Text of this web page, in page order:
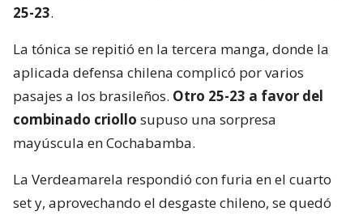
25-23.
La tónica se repitió en la tercera manga, donde la
aplicada defensa chilena complicó por varios
pasajes a los brasileños. Otro 25-23 a favor del
combinado criollo supuso una sorpresa
mayúscula en Cochabamba.
La Verdeamarela respondió con furia en el cuarto
set y, aprovechando el desgaste chileno, se quedó